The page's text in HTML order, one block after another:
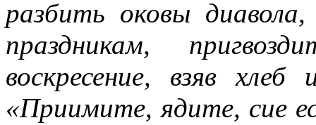
разбить оковы
праздникам,
воскресение, взяв хлеб
«Приимите, ядите, сие